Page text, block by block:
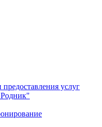
услуг